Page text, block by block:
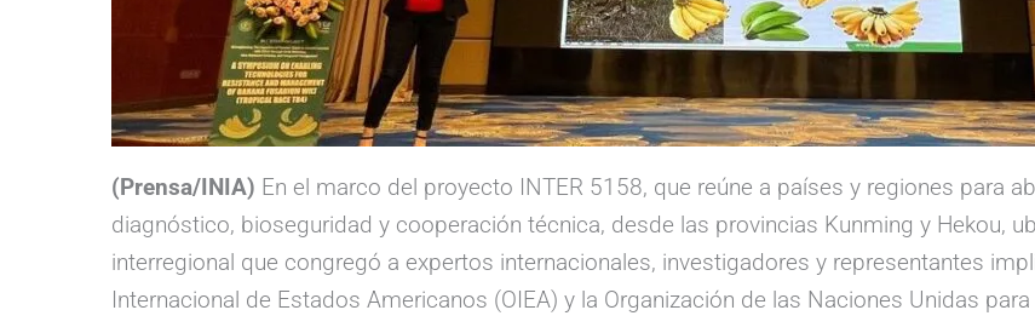
(Prensa/INIA) En el marco del proyecto INTER 5158, que reúne a países y regiones para
diagnóstico, bioseguridad y cooperación técnica, desde las provincias Kunming y Hekou,
interregional que congregó a expertos internacionales, investigadores y representantes
Internacional de Estados Americanos (OIEA) y la Organización de las Naciones Unidas